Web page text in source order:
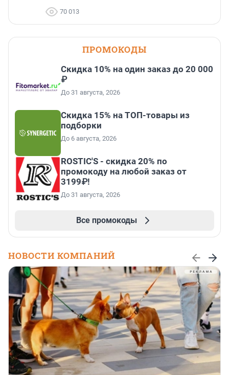
70 013
ПРОМОКОДЫ
Скидка 10% на один заказ до 20 000
₽
До 31 августа, 2026
Скидка 15% на ТОП-товары из
подборки
До 6 августа, 2026
ROSTIC'S - скидка 20% по
промокоду на любой заказ от
3199₽!
До 31 августа, 2026
Все промокоды
НОВОСТИ КОМПАНИЙ